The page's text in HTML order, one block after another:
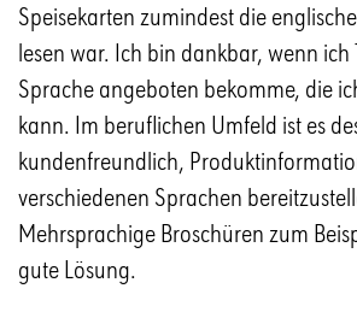
Speisekarten zumindest die
lesen war. Ich bin dankbar, wenn ich
Sprache angeboten bekomme, die
kann. Im beruflichen Umfeld ist es
kundenfreundlich,
verschiedenen Sprachen
Mehrsprachige Broschüren zum
gute Lösung.